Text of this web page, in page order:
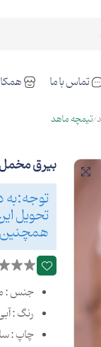
تماس با ما
تیمچه ماهد
بیرق مخمل
توجه:به
همچنین
جنس :
رنگ :
چاپ :